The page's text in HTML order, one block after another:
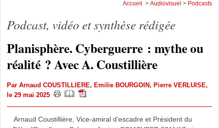
Accueil >Audiovisuel > Podcasts
Podcast, vidéo et synthèse rédigée
Planisphère. Cyberguerre : mythe ou
réalité ? Avec A. Coustillière
Par Arnaud COUSTILLIERE, Emilie BOURGOIN, Pierre VERLUISE,
le 29 mai 2025
Arnaud Coustillière, Vice-amiral d’escadre et Président du